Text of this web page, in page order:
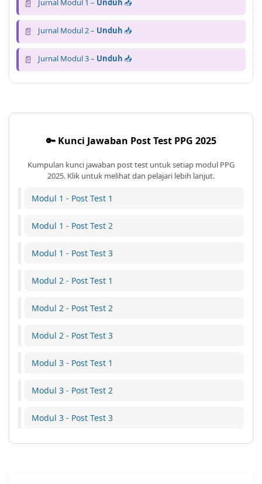
📄 Jurnal Modul 1 – Unduh 📥
📄 Jurnal Modul 2 – Unduh 📥
📄 Jurnal Modul 3 – Unduh 📥
🔑 Kunci Jawaban Post Test PPG 2025
Kumpulan kunci jawaban post test untuk setiap modul PPG
2025. Klik untuk melihat dan pelajari lebih lanjut.
Modul 1 - Post Test 1
Modul 1 - Post Test 2
Modul 1 - Post Test 3
Modul 2 - Post Test 1
Modul 2 - Post Test 2
Modul 2 - Post Test 3
Modul 3 - Post Test 1
Modul 3 - Post Test 2
Modul 3 - Post Test 3